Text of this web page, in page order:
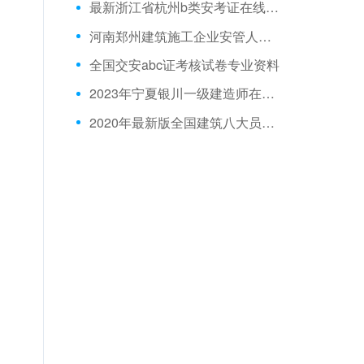
最新浙江省杭州b类安考证在线测试考试题型
河南郑州建筑施工企业安管人员模拟试题
全国交安abc证考核试卷专业资料
2023年宁夏银川一级建造师在线模拟试题
2020年最新版全国建筑八大员劳务员考试模拟题库跟手机学习版